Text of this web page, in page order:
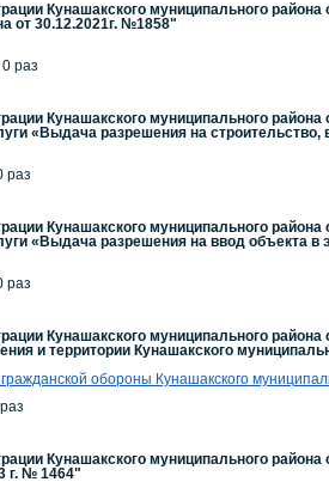
Кунашакского муниципального
от 30.12.2021г. №1858"
раз
Кунашакского муниципального
«Выдача разрешения на строительство,
раз
Кунашакского муниципального
«Выдача разрешения на ввод объекта в
раз
Кунашакского муниципального
и территории Кунашакского
обороны Кунашакского
Кунашакского муниципального
г. № 1464"